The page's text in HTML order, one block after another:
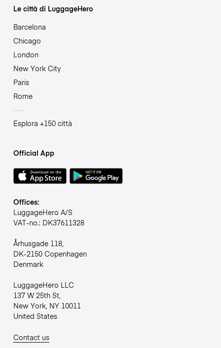
Le città di LuggageHero
Barcelona
Chicago
London
New York City
Paris
Rome
Esplora +150 città
Official App
Offices:
LuggageHero A/S
VAT-no.: DK37611328
Århusgade 118,
DK-2150 Copenhagen
Denmark
LuggageHero LLC
137 W 25th St,
New York, NY 10011
United States
Contact us